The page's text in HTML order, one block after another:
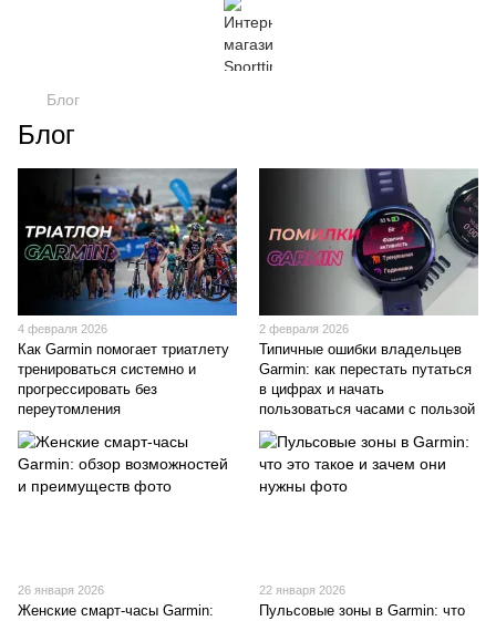
Блог
Блог
4 февраля 2026
Как Garmin помогает триатлету
тренироваться системно и
прогрессировать без
переутомления
2 февраля 2026
Типичные ошибки владельцев
Garmin: как перестать путаться
в цифрах и начать
пользоваться часами с пользой
26 января 2026
Женские смарт-часы Garmin:
22 января 2026
Пульсовые зоны в Garmin: что